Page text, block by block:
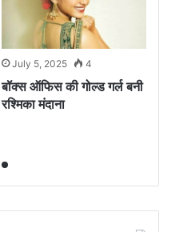
July 5, 2025 4
बॉक्स ऑफिस की गोल्ड गर्ल बनी
रश्मिका मंदाना